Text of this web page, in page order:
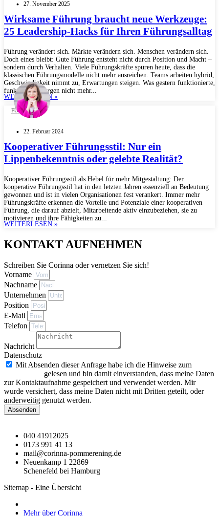
27. November 2025
Wirksame Führung braucht neue Werkzeuge:
25 Leadership-Hacks für Ihren Führungsalltag
Führung verändert sich. Märkte verändern sich. Menschen verändern sich.
Doch eines bleibt: Gute Führung entsteht nicht durch Position und Macht –
sondern durch Verhalten. Viele Führungskräfte spüren heute, dass die
klassischen Führungsmodelle nicht mehr ausreichen. Teams arbeiten hybrid,
Geschwindigkeit nimmt zu, Erwartungen steigen. Was gestern funktionierte,
funktioniert morgen nicht mehr...
WEITERLESEN »
FÜHRUNG
22. Februar 2024
Kooperativer Führungsstil: Nur ein
Lippenbekenntnis oder gelebte Realität?
Kooperativer Führungsstil als Hebel für mehr Mitgestaltung: Der
kooperative Führungsstil hat in den letzten Jahren essenziell an Bedeutung
gewonnen und ist in vielen Organisationen fest verankert. Immer mehr
Führungskräfte erkennen die Vorteile und Potenziale einer kooperativen
Führung, die darauf abzielt, Mitarbeitende aktiv einzubeziehen, sie zu
motivieren und ihre Fähigkeiten zu...
WEITERLESEN »
KONTAKT AUFNEHMEN
Schreiben Sie Corinna oder vernetzen Sie sich!
Vorname
Nachname
Unternehmen
Position
E-Mail
Telefon
Nachricht
Datenschutz
Mit Absenden dieser Anfrage habe ich die Hinweise zum
gelesen und bin damit einverstanden, dass meine Daten
zur Kontaktaufnahme gespeichert und verwendet werden. Mir
wurde versichert, dass meine Daten nicht mit Dritten geteilt, oder
anderweitig genutzt werden.
Absenden
040 41912025
0173 991 41 13
mail@corinna-pommerening.de
Neuenkamp 1 22869
Schenefeld bei Hamburg
Sitemap - Eine Übersicht
Mehr über Corinna